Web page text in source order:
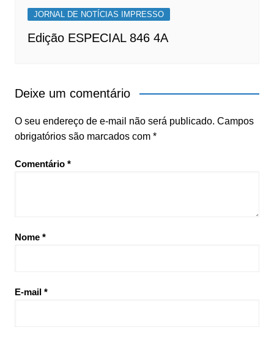
JORNAL DE NOTÍCIAS IMPRESSO
Edição ESPECIAL 846 4A
Deixe um comentário
O seu endereço de e-mail não será publicado. Campos
obrigatórios são marcados com *
Comentário *
Nome *
E-mail *